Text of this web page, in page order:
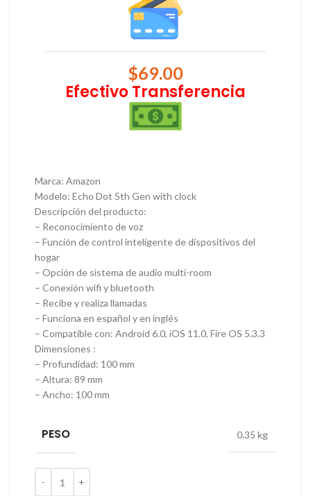
$69.00
Efectivo Transferencia
Marca: Amazon
Modelo: Echo Dot 5th Gen with clock
Descripción del producto:
– Reconocimiento de voz
– Función de control inteligente de dispositivos del
hogar
– Opción de sistema de audio multi-room
– Conexión wifi y bluetooth
– Recibe y realiza llamadas
– Funciona en español y en inglés
– Compatible con: Android 6.0, iOS 11.0, Fire OS 5.3.3
Dimensiones :
– Profundidad: 100 mm
– Altura: 89 mm
– Ancho: 100 mm
PESO 0.35 kg